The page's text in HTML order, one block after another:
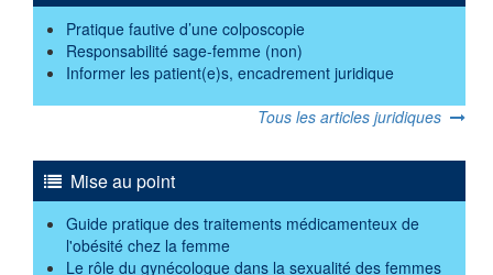
Pratique fautive d’une colposcopie
Responsabilité sage-femme (non)
Informer les patient(e)s, encadrement juridique
Tous les articles juridiques
Mise au point
Guide pratique des traitements médicamenteux de
l'obésité chez la femme
Le rôle du gynécologue dans la sexualité des femmes